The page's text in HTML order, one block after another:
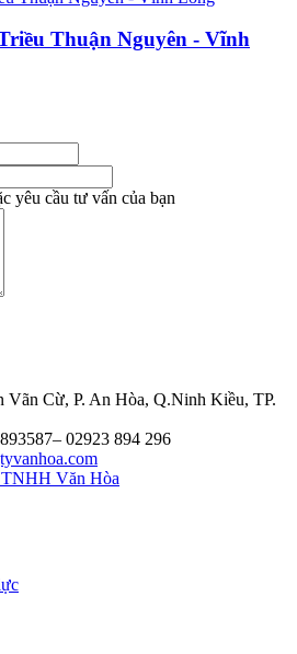
Thuận Nguyên - Vĩnh
yêu cầu tư vấn của bạn
Vãn Cừ, P. An Hòa, Q.Ninh Kiều, TP.
02923 894 296
Văn Hòa